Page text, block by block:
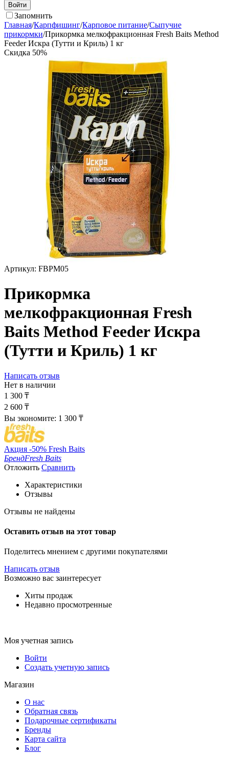
Войти
Запомнить
Главная/Карпфишинг/Карповое питание/Сыпучие
прикормки/Прикормка мелкофракционная Fresh Baits Method
Feeder Искра (Тутти и Криль) 1 кг
Скидка 50%
Артикул: FBPM05
Прикормка
мелкофракционная Fresh
Baits Method Feeder Искра
(Тутти и Криль) 1 кг
Написать отзыв
Нет в наличии
1 300 ₸
2 600 ₸
Вы экономите: 1 300 ₸
Акция -50% Fresh Baits
БрендFresh Baits
Отложить Сравнить
Характеристики
Отзывы
Отзывы не найдены
Оставить отзыв на этот товар
Поделитесь мнением с другими покупателями
Написать отзыв
Возможно вас заинтересует
Хиты продаж
Недавно просмотренные
Моя учетная запись
Войти
Создать учетную запись
Магазин
О нас
Обратная связь
Подарочные сертификаты
Бренды
Карта сайта
Блог